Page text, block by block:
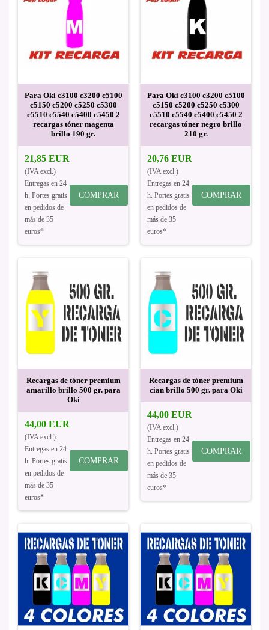
Para Oki c3100 c3200 c5100
c5150 c5200 c5250 c5300
c5510 c5540 c5400 c5450 2
recargas tóner magenta
brillo 190 gr.
21,85 EUR
(IVA excl.)
Entregas en 24
h. Portes gratis
en pedidos de
más de 35
euros*
COMPRAR
Para Oki c3100 c3200 c5100
c5150 c5200 c5250 c5300
c5510 c5540 c5400 c5450 2
recargas tóner negro brillo
210 gr.
20,76 EUR
(IVA excl.)
Entregas en 24
h. Portes gratis
en pedidos de
más de 35
euros*
COMPRAR
Recargas de tóner premium
amarillo brillo 500 gr. para
Oki
44,00 EUR
(IVA excl.)
Entregas en 24
h. Portes gratis
en pedidos de
más de 35
euros*
COMPRAR
Recargas de tóner premium
cian brillo 500 gr. para Oki
44,00 EUR
(IVA excl.)
Entregas en 24
h. Portes gratis
en pedidos de
más de 35
euros*
COMPRAR